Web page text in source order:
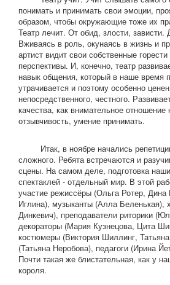
понимать и принимать свои эмоции,
образом, чтобы окружающие тоже их
Театр лечит. От обид, злости,
Вживаясь в роль, окунаясь в жизнь и
артист видит свои собственные
перспективы. И, конечно, театр
навык общения, который в наше время
утрачивается и поэтому особенно
непосредственного, честного.
качества, как внимательное отношение
отзывчивость, умение принимать.
Итак, в ноябре начались
сложного. Ребята встречаются и
сцены. На самом деле, подготовка
спектаклей - отдельный мир. В этой
участие режиссёры (Ольга Ротер,
Иглина), музыканты (Алла Беленькая),
Динкевич), преподаватели риторики
декораторы (Мария Кузнецова, Цита
костюмеры (Виктория Шиллинг,
(Татьяна Неробова), педагоги (Ирина
Почти такая же блистательная, как у
короля.